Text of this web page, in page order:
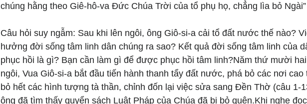
chúng hằng theo Giê-hô-va Đức Chúa Trời của tổ phụ họ, chẳng lìa bỏ
Câu hỏi suy ngẫm: Sau khi lên ngôi, ông Giô-si-a cải tổ đất nước thế nào?
hưởng đời sống tâm linh dân chúng ra sao? Kết quả đời sống tâm linh của
phục hồi là gì? Bạn cần làm gì để được phục hồi tâm linh?Năm thứ mười
ngôi, Vua Giô-si-a bắt đầu tiến hành thanh tẩy đất nước, phá bỏ các nơi cao
bỏ hết các hình tượng tà thần, chỉnh đốn lại việc sửa sang Đền Thờ (câu 1-
ông đã tìm thấy quyển sách Luật Pháp của Chúa đã bị bỏ quên.Khi nghe